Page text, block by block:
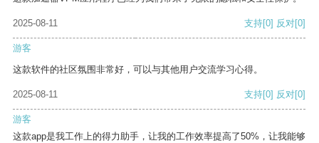
2025-08-11 支持[0] 反对[0]
游客
这款软件的社区氛围非常好，可以与其他用户交流学习心得。
2025-08-11 支持[0] 反对[0]
游客
这款app是我工作上的得力助手，让我的工作效率提高了50%，让我能够